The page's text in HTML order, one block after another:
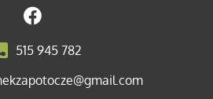
515 945 782